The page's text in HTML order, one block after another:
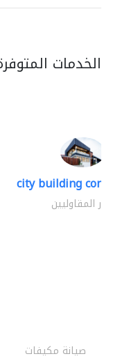
الخدمات
city building
كبار المقاوليين
صيانة مكيفات